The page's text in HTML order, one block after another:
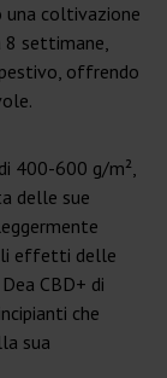
una coltivazione
8 settimane,
offrendo
400-600 g/m²,
delle sue
effetti delle
CBD+ di
che
sua